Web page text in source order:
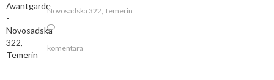
Novosadska 322, Temerin
komentara